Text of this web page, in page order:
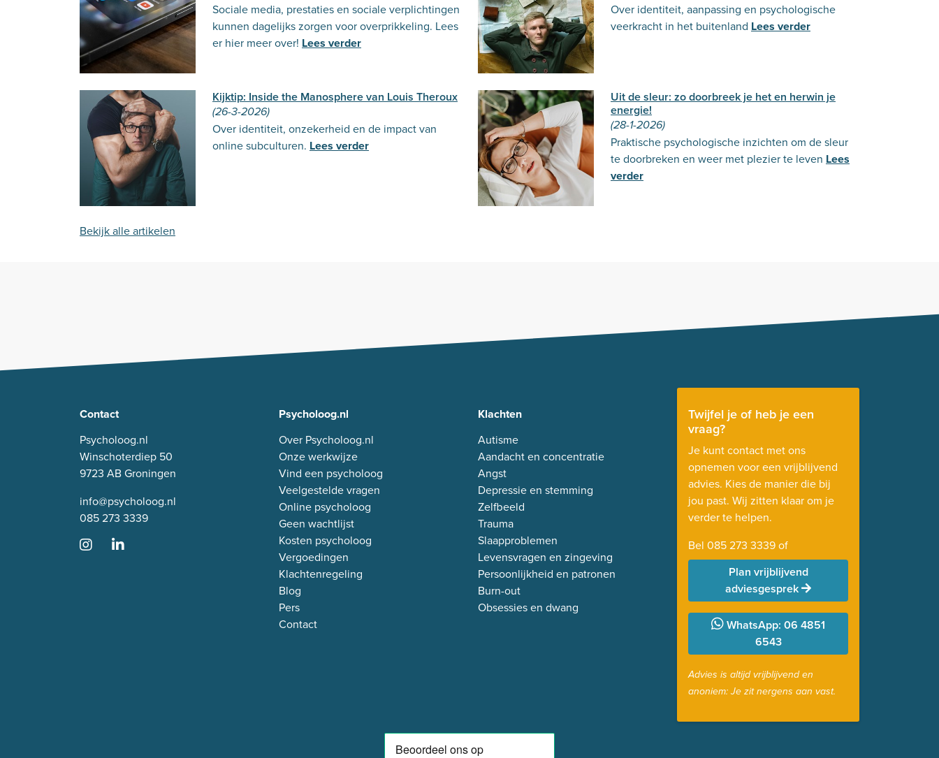
Sociale media, prestaties en sociale verplichtingen
kunnen dagelijks zorgen voor overprikkeling. Lees
er hier meer over! Lees verder
Over identiteit, aanpassing en psychologische
veerkracht in het buitenland Lees verder
Kijktip: Inside the Manosphere van Louis Theroux
(26-3-2026)
Over identiteit, onzekerheid en de impact van
online subculturen. Lees verder
Uit de sleur: zo doorbreek je het en herwin je
energie!
(28-1-2026)
Praktische psychologische inzichten om de sleur
te doorbreken en weer met plezier te leven Lees
verder
Bekijk alle artikelen
Contact
Psycholoog.nl
Winschoterdiep 50
9723 AB Groningen
info@psycholoog.nl
085 273 3339
Twijfel je of heb je een
vraag?
Je kunt contact met ons
opnemen voor een vrijblijvend
advies. Kies de manier die bij
jou past. Wij zitten klaar om je
verder te helpen.
Bel 085 273 3339of
Plan vrijblijvend
adviesgesprek
WhatsApp: 06 4851
6543
Advies is altijd vrijblijvend en
anoniem: Je zit nergens aan vast.
Psycholoog.nl
Over Psycholoog.nl
Onze werkwijze
Vind een psycholoog
Veelgestelde vragen
Online psycholoog
Geen wachtlijst
Kosten psycholoog
Vergoedingen
Klachtenregeling
Blog
Pers
Contact
Klachten
Autisme
Aandacht en concentratie
Angst
Depressie en stemming
Zelfbeeld
Trauma
Slaapproblemen
Levensvragen en zingeving
Persoonlijkheid en patronen
Burn-out
Obsessies en dwang